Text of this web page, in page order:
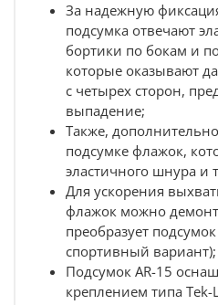
За надежную
подсумка отвечают
бортики по бокам и
которые оказывают
с четырех сторон,
выпадение;
Также,
подсумке флажок,
эластичного шнура и
Для ускорения
флажок можно
преобразует
спортивный вариант);
Подсумок AR-15
креплением типа